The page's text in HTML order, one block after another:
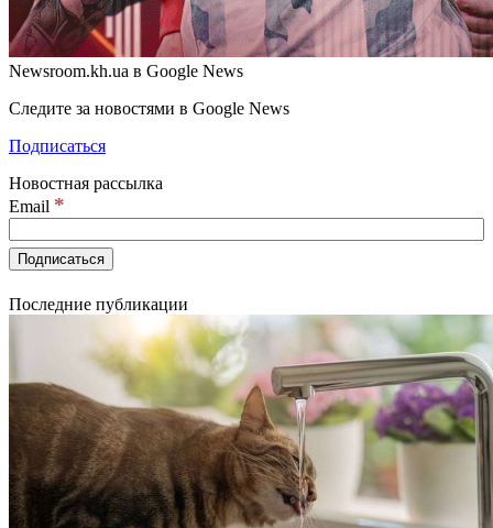
Newsroom.kh.ua в Google News
Следите за новостями в Google News
Подписаться
Новостная рассылка
Email *
Последние публикации